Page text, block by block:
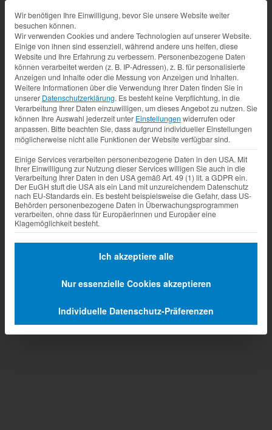
Datenschutz-Präferenz
Wir benötigen Ihre Einwilligung, bevor Sie unsere Website weiter
besuchen können.
Wir verwenden Cookies und andere Technologien auf unserer Website.
Einige von ihnen sind essenziell, während andere uns helfen, diese
Website und Ihre Erfahrung zu verbessern. Personenbezogene Daten
können verarbeitet werden (z. B. IP-Adressen), z. B. für personalisierte
Anzeigen und Inhalte oder die Messung von Anzeigen und Inhalten.
Weitere Informationen über die Verwendung Ihrer Daten finden Sie in
unserer Datenschutzerklärung. Es besteht keine Verpflichtung, in die
Verarbeitung Ihrer Daten einzuwilligen, um dieses Angebot zu nutzen. Sie
können Ihre Auswahl jederzeit unter Einstellungen widerrufen oder
anpassen. Bitte beachten Sie, dass aufgrund individueller Einstellungen
möglicherweise nicht alle Funktionen der Website verfügbar sind.
Einige Services verarbeiten personenbezogene Daten in den USA. Mit
Ihrer Einwilligung zur Nutzung dieser Services willigen Sie auch in die
Verarbeitung Ihrer Daten in den USA gemäß Art. 49 (1) lit. a GDPR ein.
Der EuGH stuft die USA als ein Land mit unzureichendem Datenschutz
nach EU-Standards ein. Es besteht beispielsweise die Gefahr, dass US-
Behörden personenbezogene Daten in Überwachungsprogrammen
verarbeiten, ohne dass für Europäerinnen und Europäer eine
Klagemöglichkeit besteht.
Ich akzeptiere alle
Nur essenzielle Cookies akzeptieren
Individuelle Datenschutz-Präferenzen